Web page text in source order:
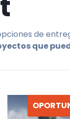
de
que